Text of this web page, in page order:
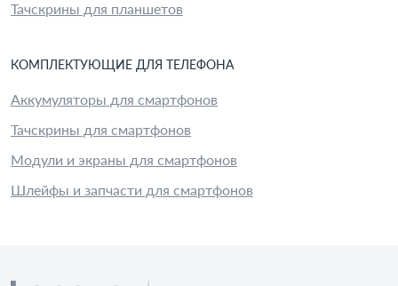
Тачскрины для планшетов
КОМПЛЕКТУЮЩИЕ ДЛЯ ТЕЛЕФОНА
Аккумуляторы для смартфонов
Тачскрины для смартфонов
Модули и экраны для смартфонов
Шлейфы и запчасти для смартфонов